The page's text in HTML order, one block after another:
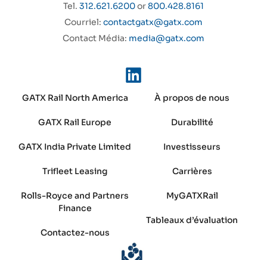
Tel. 312.621.6200or800.428.8161
Courriel: contactgatx@gatx.com
Contact Média: media@gatx.com
GATX Rail North America
GATX Rail Europe
GATX India Private Limited
Trifleet Leasing
Rolls-Royce and Partners
Finance
Contactez-nous
À propos de nous
Durabilité
Investisseurs
Carrières
MyGATXRail
Tableaux d’évaluation